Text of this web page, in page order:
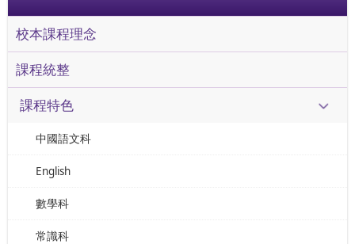
校本課程理念
課程統整
課程特色
中國語文科
English
數學科
常識科